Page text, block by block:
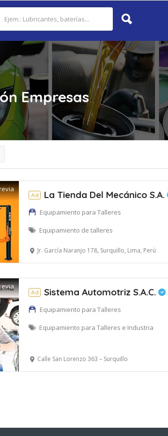
Empresas
Ad La Tienda Del Mecánico S.A.
Equipamiento para Talleres
Equipamiento de talleres
Jr. García Naranjo 178, Surquillo, Lima, Perú
Ad Sistema Automotriz S.A.C.
Equipamiento para Talleres
Equipamiento para Talleres e Industria
Calle San Lorenzo 363 – Surquillo